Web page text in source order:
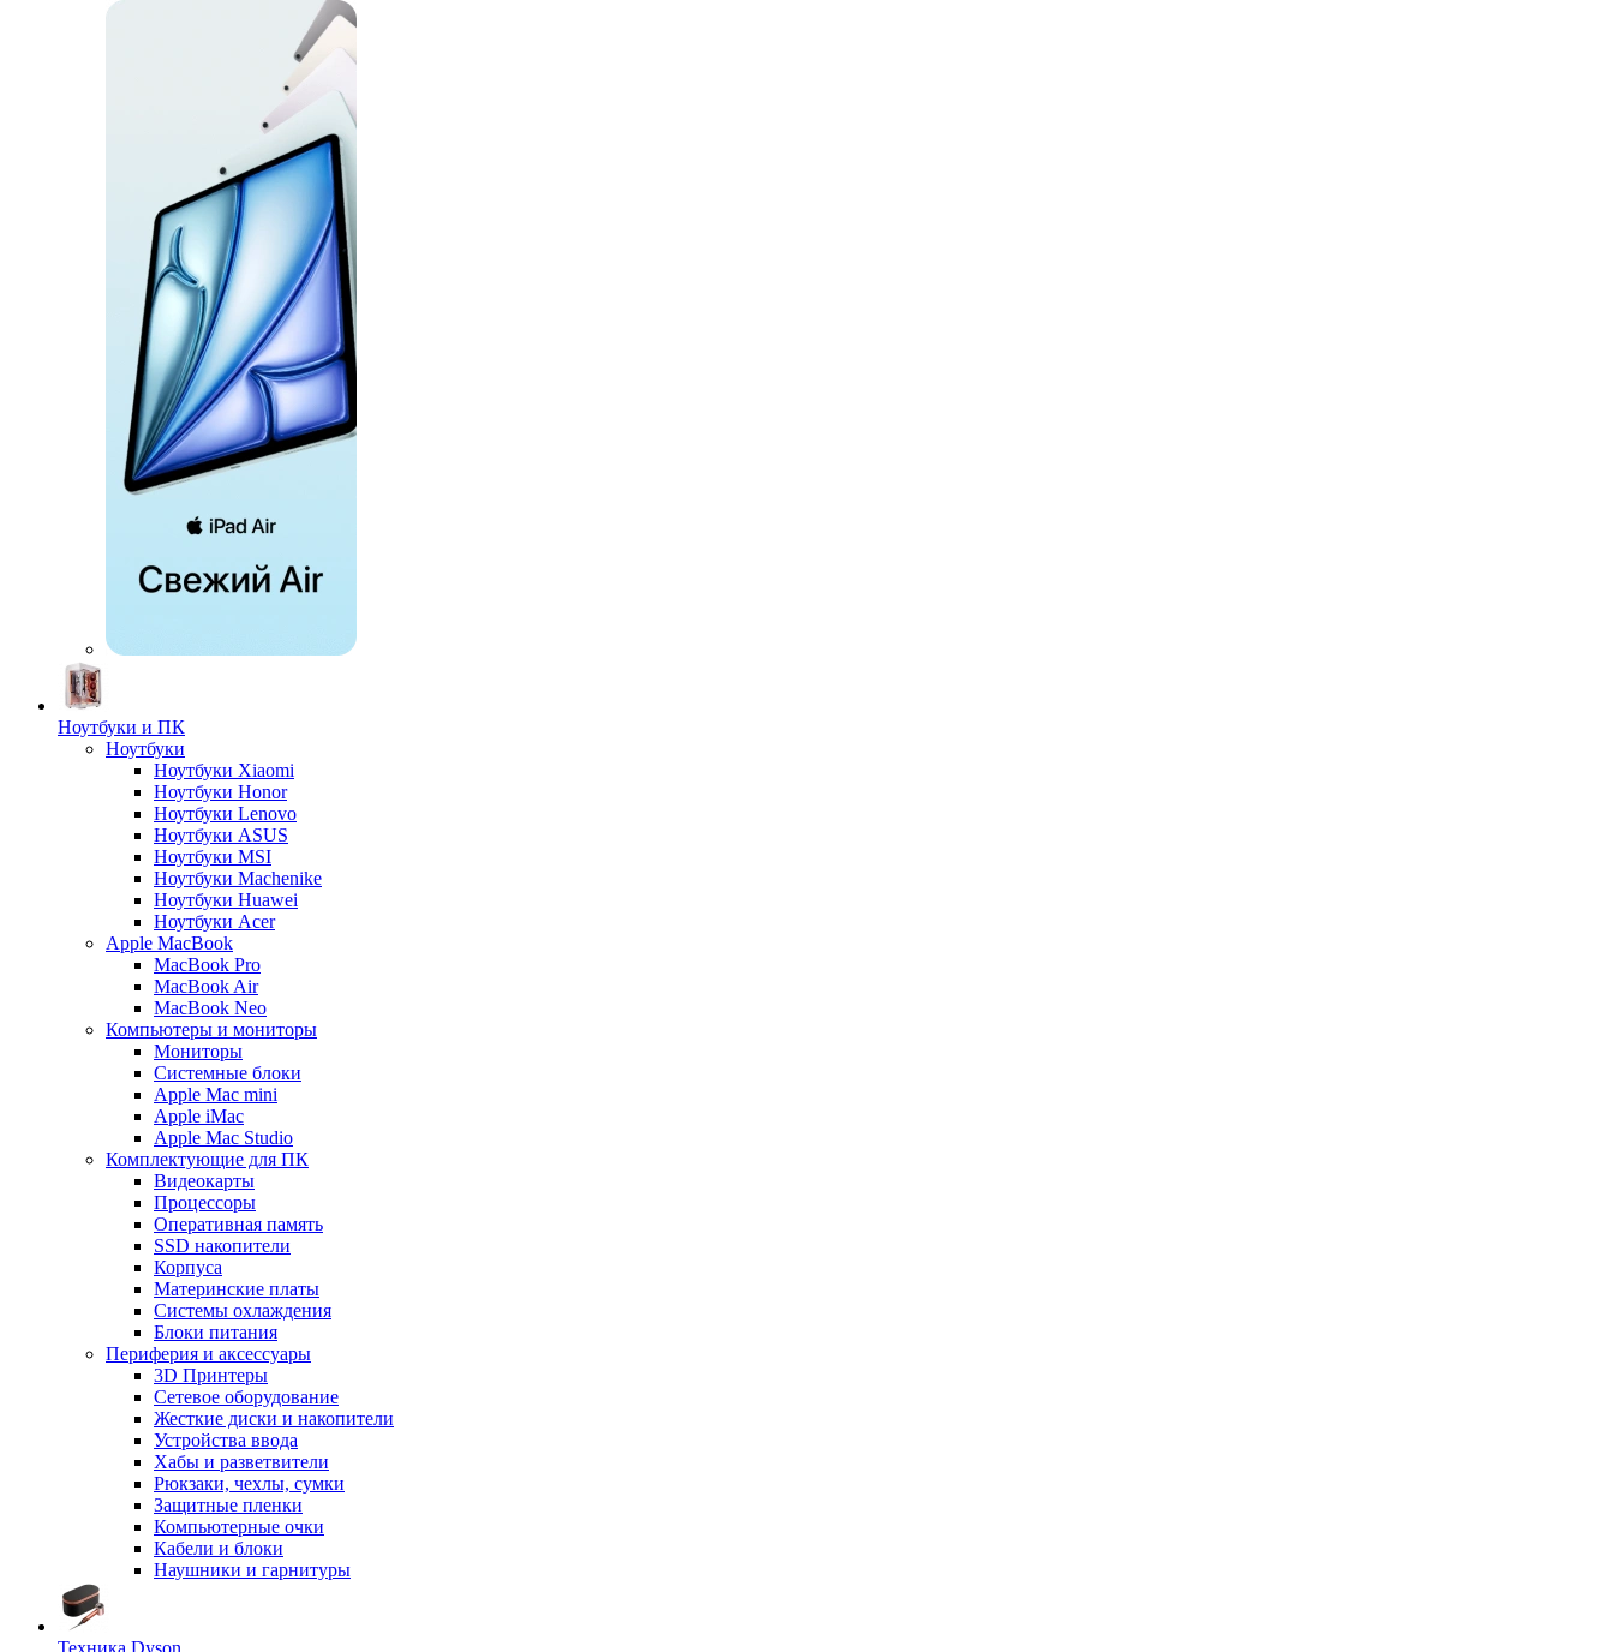
Ноутбуки и ПК
Ноутбуки
Ноутбуки Xiaomi
Ноутбуки Honor
Ноутбуки Lenovo
Ноутбуки ASUS
Ноутбуки MSI
Ноутбуки Machenike
Ноутбуки Huawei
Ноутбуки Acer
Apple MacBook
MacBook Pro
MacBook Air
MacBook Neo
Компьютеры и мониторы
Мониторы
Системные блоки
Apple Mac mini
Apple iMac
Apple Mac Studio
Комплектующие для ПК
Видеокарты
Процессоры
Оперативная память
SSD накопители
Корпуса
Материнские платы
Системы охлаждения
Блоки питания
Периферия и аксессуары
3D Принтеры
Сетевое оборудование
Жесткие диски и накопители
Устройства ввода
Хабы и разветвители
Рюкзаки, чехлы, сумки
Защитные пленки
Компьютерные очки
Кабели и блоки
Наушники и гарнитуры
Техника Dyson